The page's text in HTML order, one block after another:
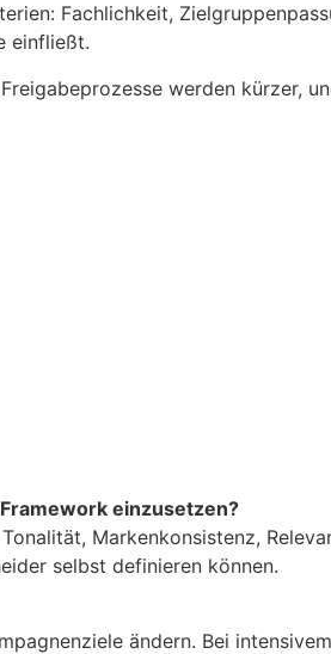
Fachlichkeit,
einfließt.
werden kürzer,
einzusetzen?
Markenkonsistenz,
selbst definieren können.
ändern. Bei